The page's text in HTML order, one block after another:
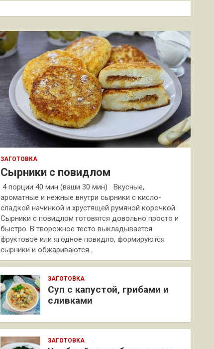
к
ЗАГОТОВКА
Сырники с повидлом
4 порции 40 мин (ваши 30 мин) Вкусные,
ароматные и нежные внутри сырники с кисло-
сладкой начинкой и хрустящей румяной корочкой.
Сырники с повидлом готовятся довольно просто и
быстро. В творожное тесто выкладывается
фруктовое или ягодное повидло, формируются
сырники и обжариваются…
ЗАГОТОВКА
Суп с капустой, грибами и
сливками
ЗАГОТОВКА